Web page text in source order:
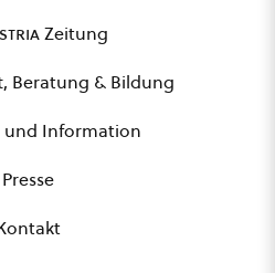
Zeitung
Beratung & Bildung
und Information
Presse